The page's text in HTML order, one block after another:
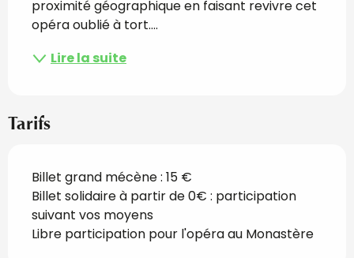
proximité géographique en faisant revivre cet
opéra oublié à tort....
Lire la suite
Tarifs
Billet grand mécène : 15 €
Billet solidaire à partir de 0€ : participation
suivant vos moyens
Libre participation pour l'opéra au Monastère